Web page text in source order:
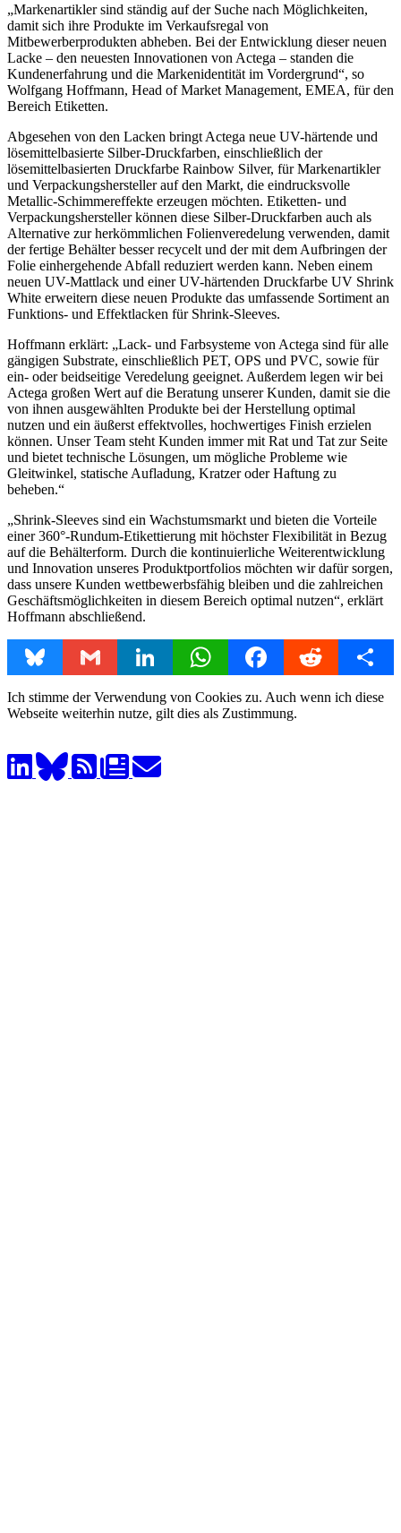
„Markenartikler sind ständig auf der Suche nach Möglichkeiten,
damit sich ihre Produkte im Verkaufsregal von
Mitbewerberprodukten abheben. Bei der Entwicklung dieser neuen
Lacke – den neuesten Innovationen von Actega – standen die
Kundenerfahrung und die Markenidentität im Vordergrund“, so
Wolfgang Hoffmann, Head of Market Management, EMEA, für den
Bereich Etiketten.
Abgesehen von den Lacken bringt Actega neue UV-härtende und
lösemittelbasierte Silber-Druckfarben, einschließlich der
lösemittelbasierten Druckfarbe Rainbow Silver, für Markenartikler
und Verpackungshersteller auf den Markt, die eindrucksvolle
Metallic-Schimmereffekte erzeugen möchten. Etiketten- und
Verpackungshersteller können diese Silber-Druckfarben auch als
Alternative zur herkömmlichen Folienveredelung verwenden, damit
der fertige Behälter besser recycelt und der mit dem Aufbringen der
Folie einhergehende Abfall reduziert werden kann. Neben einem
neuen UV-Mattlack und einer UV-härtenden Druckfarbe UV Shrink
White erweitern diese neuen Produkte das umfassende Sortiment an
Funktions- und Effektlacken für Shrink-Sleeves.
Hoffmann erklärt: „Lack- und Farbsysteme von Actega sind für alle
gängigen Substrate, einschließlich PET, OPS und PVC, sowie für
ein- oder beidseitige Veredelung geeignet. Außerdem legen wir bei
Actega großen Wert auf die Beratung unserer Kunden, damit sie die
von ihnen ausgewählten Produkte bei der Herstellung optimal
nutzen und ein äußerst effektvolles, hochwertiges Finish erzielen
können. Unser Team steht Kunden immer mit Rat und Tat zur Seite
und bietet technische Lösungen, um mögliche Probleme wie
Gleitwinkel, statische Aufladung, Kratzer oder Haftung zu
beheben.“
„Shrink-Sleeves sind ein Wachstumsmarkt und bieten die Vorteile
einer 360°-Rundum-Etikettierung mit höchster Flexibilität in Bezug
auf die Behälterform. Durch die kontinuierliche Weiterentwicklung
und Innovation unseres Produktportfolios möchten wir dafür sorgen,
dass unsere Kunden wettbewerbsfähig bleiben und die zahlreichen
Geschäftsmöglichkeiten in diesem Bereich optimal nutzen“, erklärt
Hoffmann abschließend.
Bluesky Gmail LinkedIn WhatsAppFacebookReddit Share
Ich stimme der Verwendung von Cookies zu. Auch wenn ich diese
Webseite weiterhin nutze, gilt dies als Zustimmung.